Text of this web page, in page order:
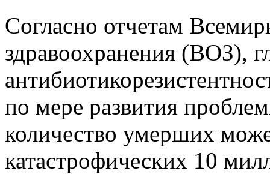
Согласно отчетам
здравоохранения (ВОЗ),
по мере развития
количество умерших
катастрофических 10